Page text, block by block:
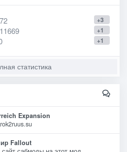
+3
+1
+1
статистика
Expansion
Fallout